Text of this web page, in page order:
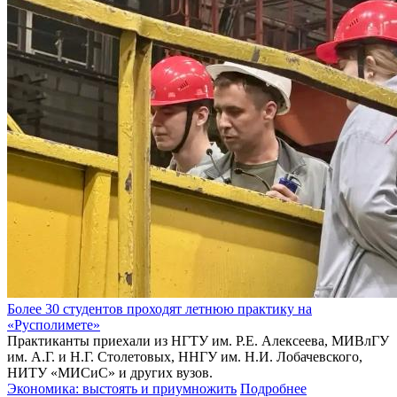
Более 30 студентов проходят летнюю практику на
«Русполимете»
Практиканты приехали из НГТУ им. Р.Е. Алексеева, МИВлГУ
им. А.Г. и Н.Г. Столетовых, ННГУ им. Н.И. Лобачевского,
НИТУ «МИСиС» и других вузов.
Экономика: выстоять и приумножить Подробнее